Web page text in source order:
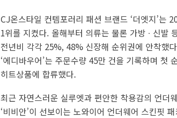
CJ온스타일 컨템포러리 패션 브랜드 ‘더엣지’는
1위를 지켰다. 올해부터 의류는 물론 가방 ∙ 신발
전년비 각각 25%, 48% 신장해 순위권에 안착했
‘에디바우어’는 주문수량 45만 건을 기록하며 첫
히트상품에 합류했다.
최근 자연스러운 실루엣과 편안한 착용감의 언더
‘비비안’이 선보이는 노와이어 언더웨어 스킨핏